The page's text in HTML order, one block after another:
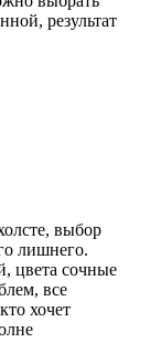
результат
выбор
лишнего.
цвета сочные
все
хочет